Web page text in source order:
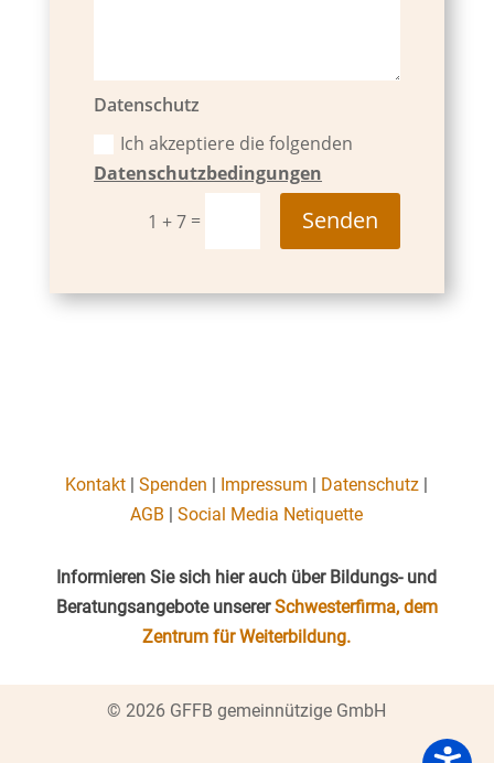
Datenschutz
Ich akzeptiere die folgenden
Datenschutzbedingungen
1 + 7 = Senden
Kontakt |Spenden | Impressum | Datenschutz |
AGB |Social Media Netiquette
Informieren Sie sich hier auch über Bildungs- und
Beratungsangebote unsererSchwesterfirma, dem
Zentrum für Weiterbildung.
© 2026 GFFB gemeinnützige GmbH